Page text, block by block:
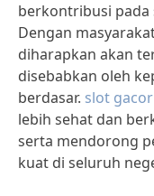
berkontribusi pada
Dengan
diharapkan akan
disebabkan oleh
berdasar. slot gacor
lebih sehat dan
serta mendorong
kuat di seluruh